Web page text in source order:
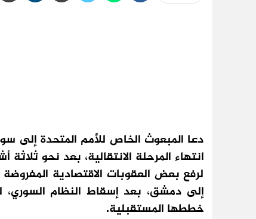
دعا المبعوث الخاص للأمم المتحدة إلى
انتهاء المرحلة الانتقالية، بعد نحو
لرفع بعض العقوبات الاقتصادية
إلى دمشق، بعد إسقاط النظام السوري،
خططها المستقبلية.